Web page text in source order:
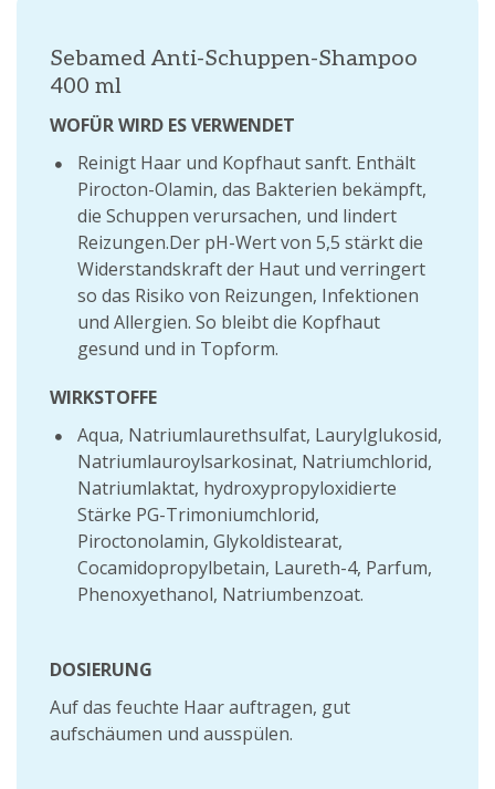
Sebamed Anti-Schuppen-Shampoo
400 ml
WOFÜR WIRD ES VERWENDET
Reinigt Haar und Kopfhaut sanft. Enthält
Pirocton-Olamin, das Bakterien bekämpft,
die Schuppen verursachen, und lindert
Reizungen.Der pH-Wert von 5,5 stärkt die
Widerstandskraft der Haut und verringert
so das Risiko von Reizungen, Infektionen
und Allergien. So bleibt die Kopfhaut
gesund und in Topform.
WIRKSTOFFE
Aqua, Natriumlaurethsulfat, Laurylglukosid,
Natriumlauroylsarkosinat, Natriumchlorid,
Natriumlaktat, hydroxypropyloxidierte
Stärke PG-Trimoniumchlorid,
Piroctonolamin, Glykoldistearat,
Cocamidopropylbetain, Laureth-4, Parfum,
Phenoxyethanol, Natriumbenzoat.
DOSIERUNG
Auf das feuchte Haar auftragen, gut
aufschäumen und ausspülen.